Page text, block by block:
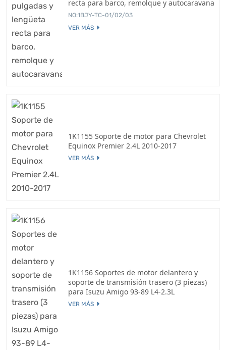
recta para barco, remolque y autocaravana
NO:1BJY-TC-01/02/03
VER MÁS
1K1155 Soporte de motor para Chevrolet
Equinox Premier 2.4L 2010-2017
VER MÁS
1K1156 Soportes de motor delantero y
soporte de transmisión trasero (3 piezas)
para Isuzu Amigo 93-89 L4-2.3L
VER MÁS